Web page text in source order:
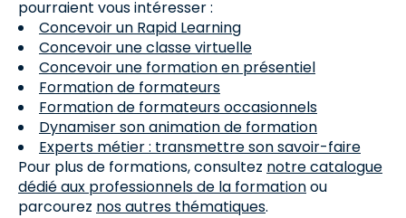
pourraient vous intéresser :
Concevoir un Rapid Learning
Concevoir une classe virtuelle
Concevoir une formation en présentiel
Formation de formateurs
Formation de formateurs occasionnels
Dynamiser son animation de formation
Experts métier : transmettre son savoir-faire
Pour plus de formations, consultez notre catalogue
dédié aux professionnels de la formationou
parcourez nos autres thématiques.